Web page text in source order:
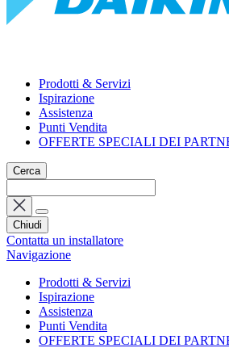
Prodotti & Servizi
Ispirazione
Assistenza
Punti Vendita
OFFERTE SPECIALI DEI
Cerca
Chiudi
Contatta un installatore
Navigazione
Prodotti & Servizi
Ispirazione
Assistenza
Punti Vendita
OFFERTE SPECIALI DEI